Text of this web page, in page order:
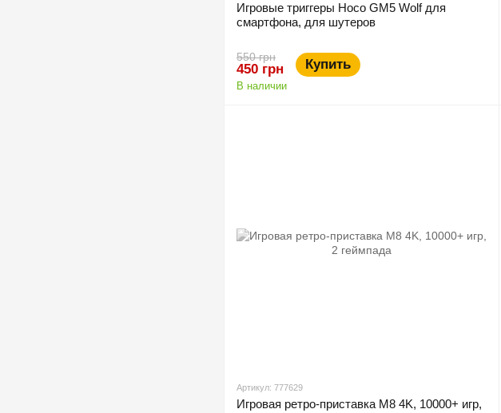
Игровые триггеры Hoco GM5 Wolf для
смартфона, для шутеров
550 грн
450 грн Купить
В наличии
Артикул: 777629
Игровая ретро-приставка M8 4K, 10000+ игр,